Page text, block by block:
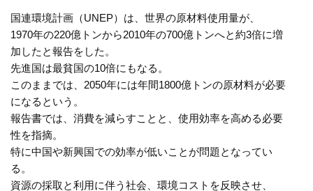
国連環境計画（UNEP）は、世界の原材料使用量が、
1970年の220億トンから2010年の700億トンへと約3倍に増
加したと報告をした。
先進国は最貧国の10倍にもなる。
このままでは、2050年には年間1800億トンの原材料が必要
になるという。
報告書では、消費を減らすことと、使用効率を高める必要
性を指摘。
特に中国や新興国での効率が低いことが問題となってい
る。
資源の採取と利用に伴う社会、環境コストを反映させ、